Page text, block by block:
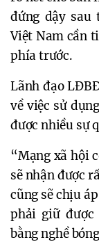
đứng dậy sau
Việt Nam cần
phía trước.
Lãnh đạo
về việc sử
được nhiều sự
“Mạng xã hội
sẽ nhận được
cũng sẽ chịu
phải giữ được
bằng nghề